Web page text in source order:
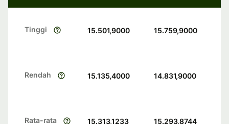
Tinggi 15.501,9000 15.759,9000
Rendah 15.135,4000 14.831,9000
Rata-rata 15.313,1233 15.293,8744